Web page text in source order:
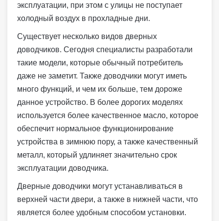
эксплуатации, при этом с улицы не поступает
холодный воздух в прохладные дни.
Существует несколько видов дверных
доводчиков. Сегодня специалисты разработали
такие модели, которые обычный потребитель
даже не заметит. Также доводчики могут иметь
много функций, и чем их больше, тем дороже
данное устройство. В более дорогих моделях
используется более качественное масло, которое
обеспечит нормальное функционирование
устройства в зимнюю пору, а также качественный
металл, который удлиняет значительно срок
эксплуатации доводчика.
Дверные доводчики могут устанавливаться в
верхней части двери, а также в нижней части, что
является более удобным способом установки.